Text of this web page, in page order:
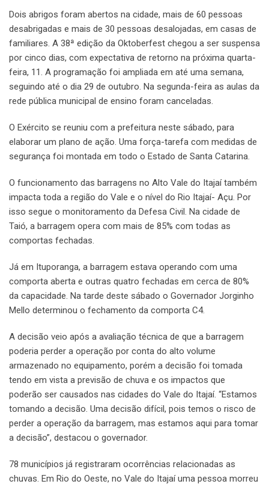
Dois abrigos foram abertos na cidade, mais de 60 pessoas
desabrigadas e mais de 30 pessoas desalojadas, em casas de
familiares. A 38ª edição da Oktoberfest chegou a ser suspensa
por cinco dias, com expectativa de retorno na próxima quarta-
feira, 11. A programação foi ampliada em até uma semana,
seguindo até o dia 29 de outubro. Na segunda-feira as aulas da
rede pública municipal de ensino foram canceladas.
O Exército se reuniu com a prefeitura neste sábado, para
elaborar um plano de ação. Uma força-tarefa com medidas de
segurança foi montada em todo o Estado de Santa Catarina.
O funcionamento das barragens no Alto Vale do Itajaí também
impacta toda a região do Vale e o nível do Rio Itajaí- Açu. Por
isso segue o monitoramento da Defesa Civil. Na cidade de
Taió, a barragem opera com mais de 85% com todas as
comportas fechadas.
Já em Ituporanga, a barragem estava operando com uma
comporta aberta e outras quatro fechadas em cerca de 80%
da capacidade. Na tarde deste sábado o Governador Jorginho
Mello determinou o fechamento da comporta C4.
A decisão veio após a avaliação técnica de que a barragem
poderia perder a operação por conta do alto volume
armazenado no equipamento, porém a decisão foi tomada
tendo em vista a previsão de chuva e os impactos que
poderão ser causados nas cidades do Vale do Itajaí. “Estamos
tomando a decisão. Uma decisão difícil, pois temos o risco de
perder a operação da barragem, mas estamos aqui para tomar
a decisão”, destacou o governador.
78 municípios já registraram ocorrências relacionadas as
chuvas. Em Rio do Oeste, no Vale do Itajaí uma pessoa morreu